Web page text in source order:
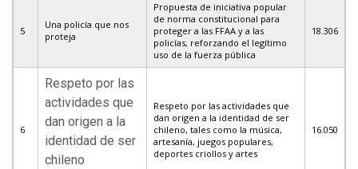
5
Una policía que nos
proteja
Propuesta de iniciativa popular
de norma constitucional para
proteger a las FFAA y a las
policías, reforzando el legítimo
uso de la fuerza pública
18.306
6
Respeto por las
actividades que
dan origen a la
identidad de ser
chileno
Respeto por las actividades que
dan origen a la identidad de ser
chileno, tales como la música,
artesanía, juegos populares,
deportes criollos y artes
16.050